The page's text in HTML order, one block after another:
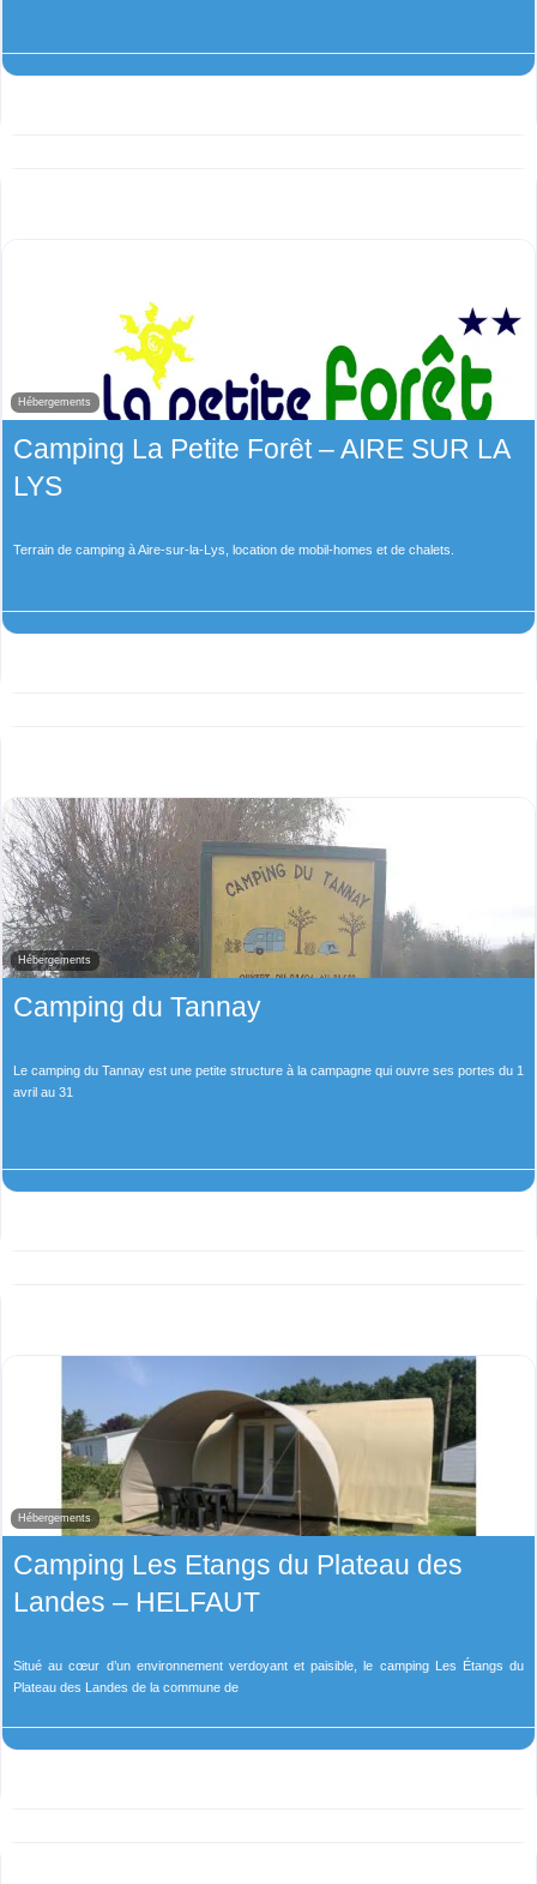
Hébergements
Camping La Petite Forêt – AIRE SUR LA
LYS
Terrain de camping à Aire-sur-la-Lys, location de mobil-homes et de chalets.
Hébergements
Camping du Tannay
Le camping du Tannay est une petite structure à la campagne qui ouvre ses portes du 1
avril au 31
Hébergements
Camping Les Etangs du Plateau des
Landes – HELFAUT
Situé au cœur d’un environnement verdoyant et paisible, le camping Les Étangs du
Plateau des Landes de la commune de